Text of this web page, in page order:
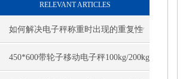
RELEVANT ARTICLES
如何解决电子秤称重时出现的重复性
误差
450*600带轮子移动电子秤100kg/200kg